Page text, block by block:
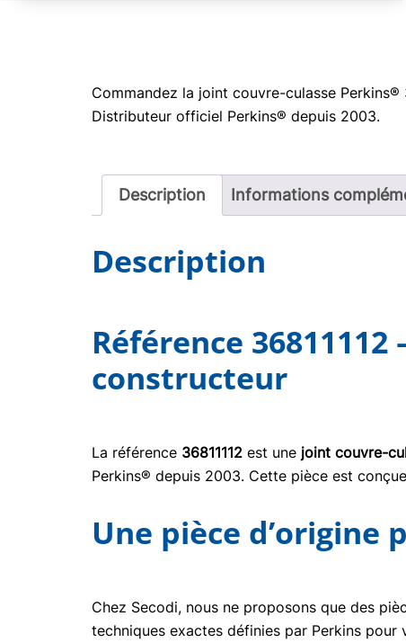
Commandez la joint couvre-culasse
Distributeur officiel Perkins® depuis 2003.
Description Informations
Description
Référence
constructeur
La référence 36811112 est une joint couvre-
Perkins® depuis 2003. Cette pièce est
Une pièce
Chez Secodi, nous ne proposons que des
techniques exactes définies par Perkins pour